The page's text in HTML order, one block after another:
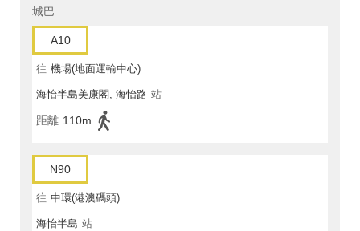
城巴
A10
往 機場(地面運輸中心)
海怡半島美康閣, 海怡路 站
距離 110m
N90
往 中環(港澳碼頭)
海怡半島 站